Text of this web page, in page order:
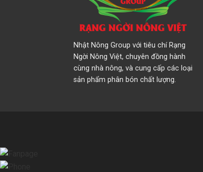
Nhật Nông Group với tiêu chí Rạng
Ngời Nông Việt, chuyên đồng hành
cùng nhà nông, và cung cấp các loại
sản phẩm phân bón chất lượng.